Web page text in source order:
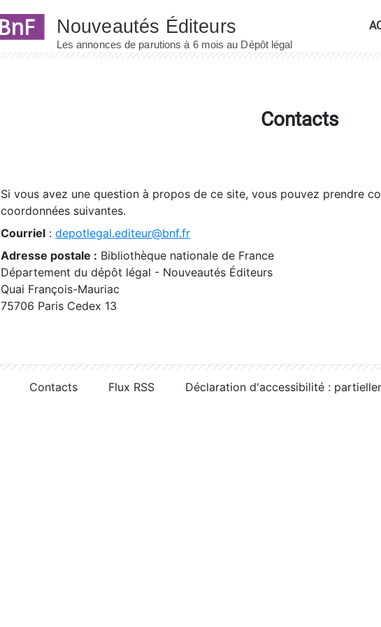
Contacts
Si vous avez une question à propos de ce site, vous pouvez prendre
coordonnées suivantes.
Courriel : depotlegal.editeur@bnf.fr
Adresse postale : Bibliothèque nationale de France
Département du dépôt légal - Nouveautés Éditeurs
Quai François-Mauriac
75706 Paris Cedex 13
Contacts Flux RSS Déclaration d'accessibilité :